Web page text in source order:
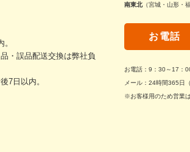
・誤品配送交換は弊社負
後7日以内。
南東北（宮城・山形・福
お電話
お電話：9：30～17
メール：24時間365日
※お客様用のため営業